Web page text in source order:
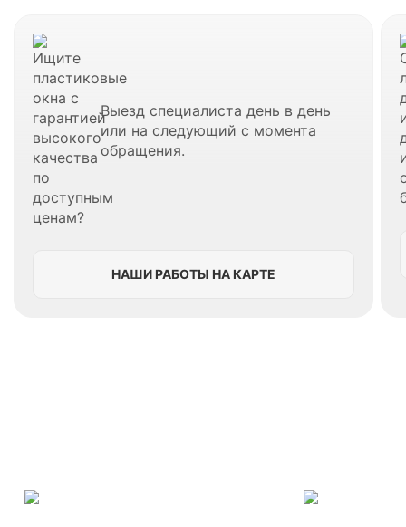
Выезд специалиста день в день
или на следующий с момента
обращения.
НАШИ РАБОТЫ НА КАРТЕ